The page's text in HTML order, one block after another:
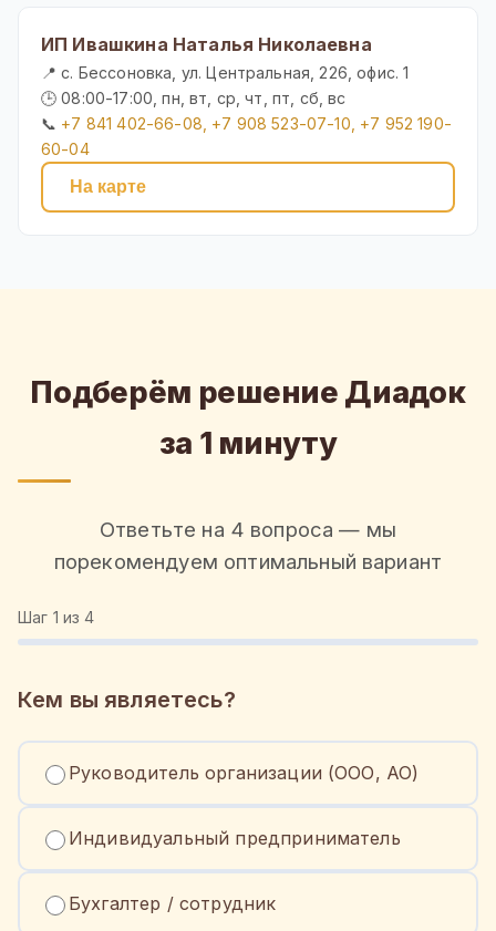
ИП Ивашкина Наталья Николаевна
📍 с. Бессоновка, ул. Центральная, 226, офис. 1
🕒 08:00-17:00, пн, вт, ср, чт, пт, сб, вс
📞 +7 841 402-66-08, +7 908 523-07-10, +7 952 190-
60-04
На карте
Подберём решение Диадок
за 1 минуту
Ответьте на 4 вопроса — мы
порекомендуем оптимальный вариант
Шаг 1 из 4
Кем вы являетесь?
Руководитель организации (ООО, АО)
Индивидуальный предприниматель
Бухгалтер / сотрудник